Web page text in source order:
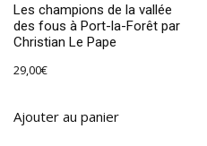
Les champions de la vallée
des fous à Port-la-Forêt par
Christian Le Pape
29,00€
Ajouter au panier